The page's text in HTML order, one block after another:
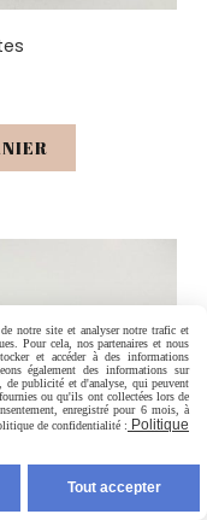
notre site et analyser notre trafic et
Pour cela, nos partenaires et nous
et accéder à des informations
également des informations sur
de publicité et d'analyse, qui peuvent
ou qu'ils ont collectées lors de
enregistré pour 6 mois, à
de confidentialité : Politique
Tout accepter